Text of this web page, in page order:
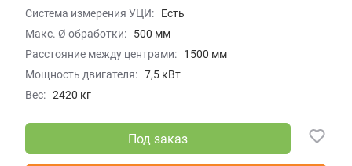
Система измерения УЦИ:
Есть
Макс. Ø обработки:
500 мм
Расстояние между центрами:
1500 мм
Мощность двигателя: 7,5 кВт
Вес: 2420 кг
Под заказ